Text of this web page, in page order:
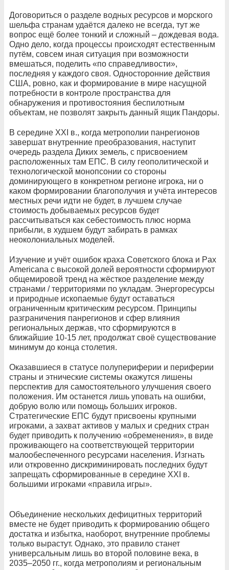
Договориться о разделе водных ресурсов и морского
шельфа странам удаётся далеко не всегда, тут же
вопрос ещё более тонкий и сложный – дождевая вода.
Одно дело, когда процессы происходят естественным
путём, совсем иная ситуация при возможности
вмешаться, поделить «по справедливости»,
последняя у каждого своя. Односторонние действия
США, ровно, как и формирование в мире насущной
потребности в контроле пространства для
обнаружения и противостояния беспилотным
объектам, не позволят закрыть данный ящик Пандоры.
В середине XXI в., когда метрополии панрегионов
завершат внутренние преобразования, наступит
очередь раздела Диких земель, с присвоением
расположенных там ЕПС. В силу геополитической и
технологической монопсонии со стороны
доминирующего в конкретном регионе игрока, ни о
каком формировании благополучия и учёта интересов
местных речи идти не будет, в лучшем случае
стоимость добываемых ресурсов будет
рассчитываться как себестоимость плюс норма
прибыли, в худшем будут забирать в рамках
неоколониальных моделей.
Изучение и учёт ошибок краха Советского блока и Pax
Americana с высокой долей вероятности сформируют
общемировой тренд на жёсткое разделение между
странами / территориями по укладам. Энергоресурсы
и природные ископаемые будут оставаться
ограниченным критическим ресурсом. Принципы
разграничения панрегионов и сфер влияния
региональных держав, что сформируются в
ближайшие 10-15 лет, продолжат своё существование
минимум до конца столетия.
Оказавшиеся в статусе полупериферии и периферии
страны и этнические системы окажутся лишены
перспектив для самостоятельного улучшения своего
положения. Им останется лишь уповать на ошибки,
добрую волю или помощь больших игроков.
Стратегические ЕПС будут присвоены крупными
игроками, а захват активов у малых и средних стран
будет приводить к получению «обременения», в виде
проживающего на соответствующей территории
малообеспеченного ресурсами населения. Изгнать
или откровенно дискриминировать последних будут
запрещать сформированные в середине XXI в.
большими игроками «правила игры».
Объединение нескольких дефицитных территорий
вместе не будет приводить к формированию общего
достатка и избытка, наоборот, внутренние проблемы
только вырастут. Однако, это правило станет
универсальным лишь во второй половине века, в
2035–2050 гг., когда метрополиям и региональным